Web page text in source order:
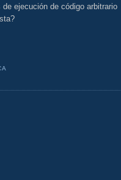
ejecución de código arbitrario